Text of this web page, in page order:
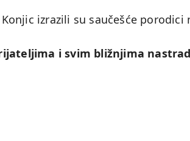
Konjic izrazili su saučešće porodici
i svim bližnjima